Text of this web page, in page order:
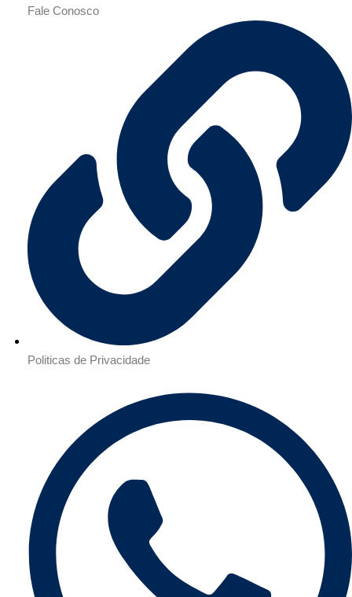
Fale Conosco
Politicas de Privacidade